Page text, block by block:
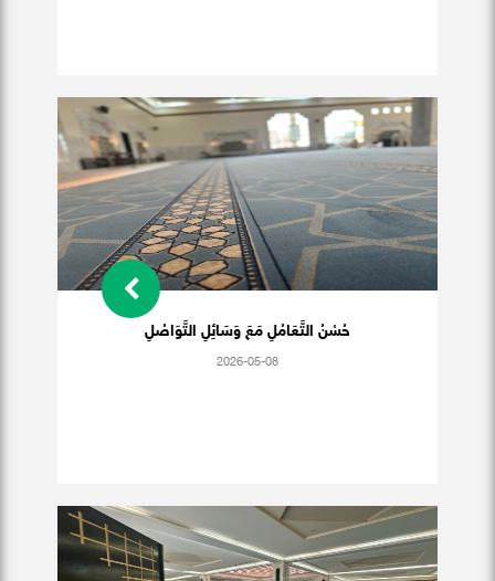
حُسْنُ التَّعَامُلِ مَعَ وَسَائِلِ التَّوَاصُلِ
2026-05-08